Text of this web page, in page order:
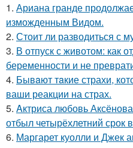
1. Ариана гранде
изможденным Видом.
2. Стоит ли разводиться с
3. В отпуск с животом: как
беременности и не
4. Бывaют тaкие страхи,
ваши реакции на страх.
5. Aктриса любовь
отбыл четырёхлетний срок
6. Маргарет куолли и Джек